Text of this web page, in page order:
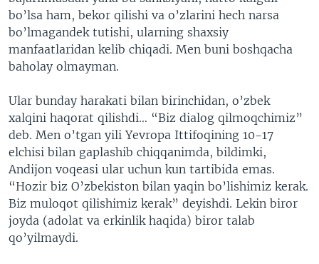
bo’lsa ham, bekor qilishi va o’zlarini hech narsa
bo’lmagandek tutishi, ularning shaxsiy
manfaatlaridan kelib chiqadi. Men buni boshqacha
baholay olmayman.
Ular bunday harakati bilan birinchidan, o’zbek
xalqini haqorat qilishdi… “Biz dialog qilmoqchimiz”
deb. Men o’tgan yili Yevropa Ittifoqining 10-17
elchisi bilan gaplashib chiqqanimda, bildimki,
Andijon voqeasi ular uchun kun tartibida emas.
“Hozir biz O’zbekiston bilan yaqin bo’lishimiz kerak.
Biz muloqot qilishimiz kerak” deyishdi. Lekin biror
joyda (adolat va erkinlik haqida) biror talab
qo’yilmaydi.